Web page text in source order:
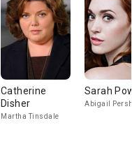
Catherine
Disher
Martha Tinsdale
Sarah
Abigail